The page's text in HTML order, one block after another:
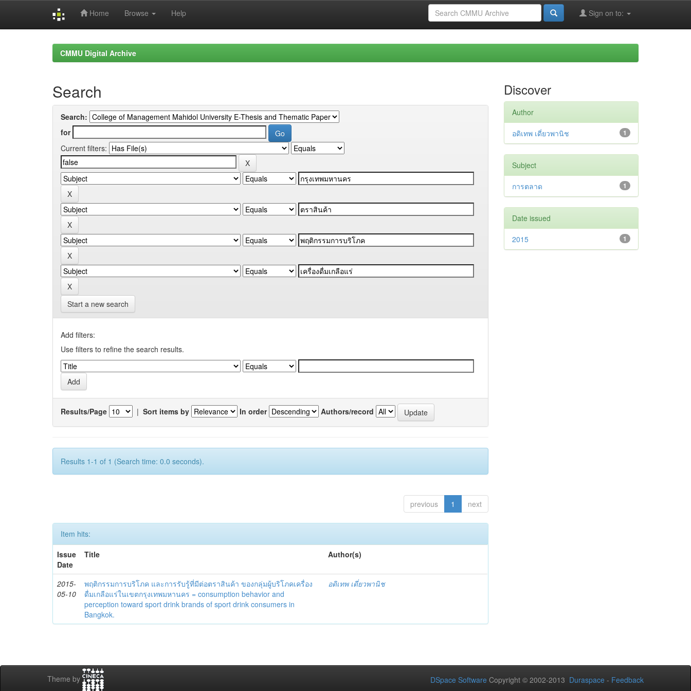
Home Browse Help Sign on to:
CMMU Digital Archive
Search
Search:
for
Current filters:
Start a new search
Add filters:
Use filters to refine the search results.
Results/Page | Sort items by In order Authors/record
Results 1-1 of 1 (Search time: 0.0 seconds).
previous 1 next
Item hits:
Issue
Date
Title Author(s)
2015-
05-10
พฤติกรรมการบริโภค และการรับรู้ที่มีต่อตราสินค้า ของกลุ่มผู้บริโภคเครื่อง
ดื่มเกลือแร่ในเขตกรุงเทพมหานคร = consumption behavior and
perception toward sport drink brands of sport drink consumers in
Bangkok.
อดิเทพ เดี่ยวพานิช
Discover
Author
1
อดิเทพ เดี่ยวพานิช
Subject
1
การตลาด
Date issued
1
2015
Theme by DSpace Software Copyright © 2002-2013 Duraspace - Feedback